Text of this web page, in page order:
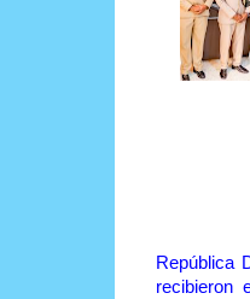
República
recibieron